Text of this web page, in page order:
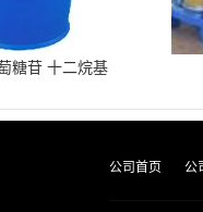
糖苷 十二烷基
公司首页 公